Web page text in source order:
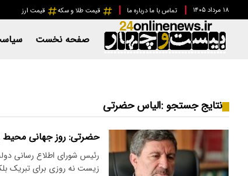
۱۸ مرداد ۱۴۰۵ تماس با ما درباره ما قیمت طلا و سکه قیمت ارز
صفحه نخست
نتایج جستجو :الیاس حضرتی
حضرتی: روز جهانی محیط
رئیس شورای اطلاع رسانی
زیست نه روزی برای تبریک